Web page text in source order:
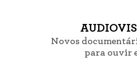
Novos
para ouvir